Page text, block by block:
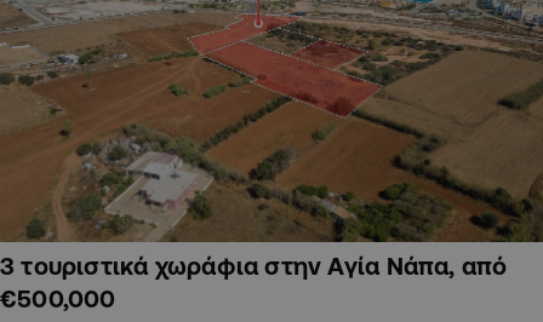
3 τουριστικά χωράφια στην Αγία Νάπα, από
€500,000